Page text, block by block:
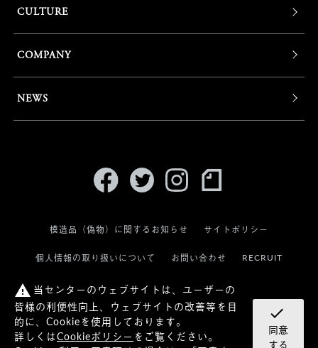
warning 当センターのウェブサイトは、ユーザーの
皆様の利便性向上、ウェブサイトの改善等を目
的に、Cookieを使用しております。
詳しくはCookieポリシー をご覧ください。
check
同意
する
CULTURE
COMPANY
NEWS
模造品（偽物）に関するお知らせ サイトポリシー
個人情報の取り扱いについて お問い合わせ RECRUIT
© KANEKO OPTICAL CO.,LTD.